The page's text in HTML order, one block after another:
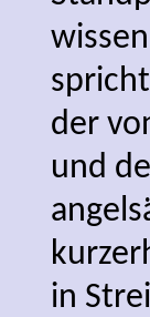
der
und
in